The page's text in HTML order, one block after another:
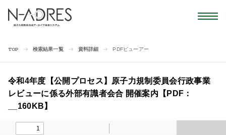
TOP 検索結果一覧 資料詳細 PDFビューアー
令和4年度【公開プロセス】原子力規制委員会行政事業
レビューに係る外部有識者会合 開催案内【PDF：
__160KB】